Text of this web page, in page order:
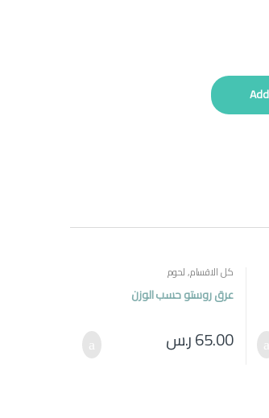
كل الاقسام,لحوم
عرق روستو حسب الوزن
65.00ر.س